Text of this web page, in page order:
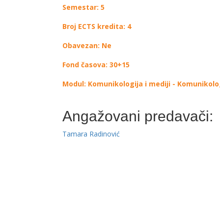
Semestar: 5
Broj ECTS kredita: 4
Obavezan: Ne
Fond časova: 30+15
Modul: Komunikologija i mediji -
Angažovani predavači:
Tamara Radinović